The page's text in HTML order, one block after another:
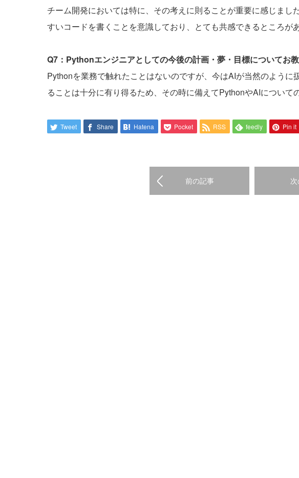
チーム開発においては特に、その考えに則ることが重要に感じまし
すいコードを書くことを意識しており、とても共感できるところが
Q7：Pythonエンジニアとしての今後の計画・夢・目標についてお教
Pythonを業務で触れたことはないのですが、今はAIが当然のように
ることは十分に有り得るため、その時に備えてPythonやAIについて
Tweet Share Hatena Pocket RSS feedly Pin it
前の記事